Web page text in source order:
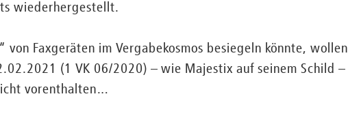
wiederhergestellt.
von Faxgeräten im Vergabekosmos besiegeln könnte, wollen
(1 VK 06/2020) – wie Majestix auf seinem Schild –
vorenthalten…